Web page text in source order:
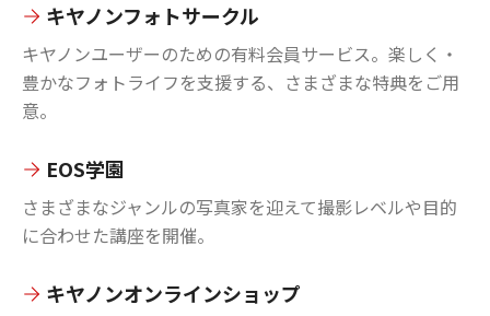
キヤノンフォトサークル
キヤノンユーザーのための有料会員サービス。楽しく・
豊かなフォトライフを支援する、さまざまな特典をご用
意。
EOS学園
さまざまなジャンルの写真家を迎えて撮影レベルや目的
に合わせた講座を開催。
キヤノンオンラインショップ